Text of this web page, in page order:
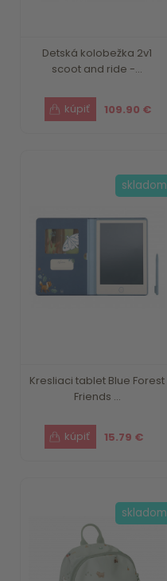
Detská kolobežka 2v1
scoot and ride -...
109.90 €
Kresliaci tablet Blue Forest
Friends ...
15.79 €
skladom
skladom